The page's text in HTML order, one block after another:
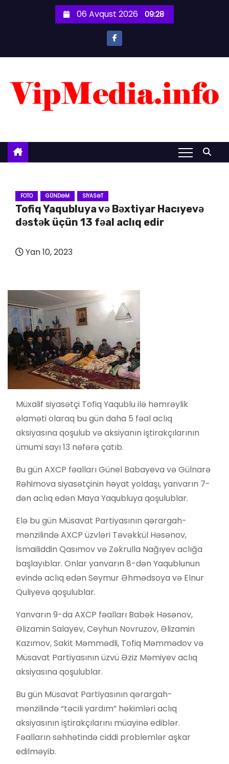
n
06 Avqust 2026 09:28
FOTO GÜNDƏM SIYASƏT
Tofiq Yaqubluya və Bəxtiyar Hacıyevə
dəstək üçün 13 fəal aclıq edir
Yan 10, 2023
Müxalif siyasətçi Tofiq Yaqublu ilə həmrəylik
əlaməti olaraq bu gün daha 5 fəal aclıq
aksiyasına qoşulub və aksiyanın iştirakçılarının
ümumi sayı 13 nəfərə çatıb.
Bu gün AXCP fəalları Günel Babayeva və Gülnarə
Rəhimova siyasətçinin həyat yoldaşı, yanvarın 7-
dən aclıq edən Maya Yaqubluya qoşulublar.
Elə bu gün Müsavat Partiyasının qərargah-
mənzilində AXCP üzvləri Təvəkkül Həsənov,
İsmailiddin Qasımov və Zəkrulla Nağıyev aclığa
başlayıblar. Onlar yanvarın 8-dən Yaqublunun
evində aclıq edən Seymur Əhmədsoya və Elnur
Quliyevə qoşulublar.
Yanvarın 9-da AXCP fəalları Babək Həsənov,
Əlizamin Salayev, Ceyhun Novruzov, Əlizamin
Kazımov, Sakit Məmmədli, Tofiq Məmmədov və
Müsavat Partiyasının üzvü Əziz Məmiyev aclıq
aksiyasına qoşulublar.
Bu gün Müsavat Partiyasının qərargah-
mənzilində “təcili yardım” həkimləri aclıq
aksiyasının iştirakçılarını müayinə ediblər.
Fəalların səhhətində ciddi problemlər aşkar
edilməyib.